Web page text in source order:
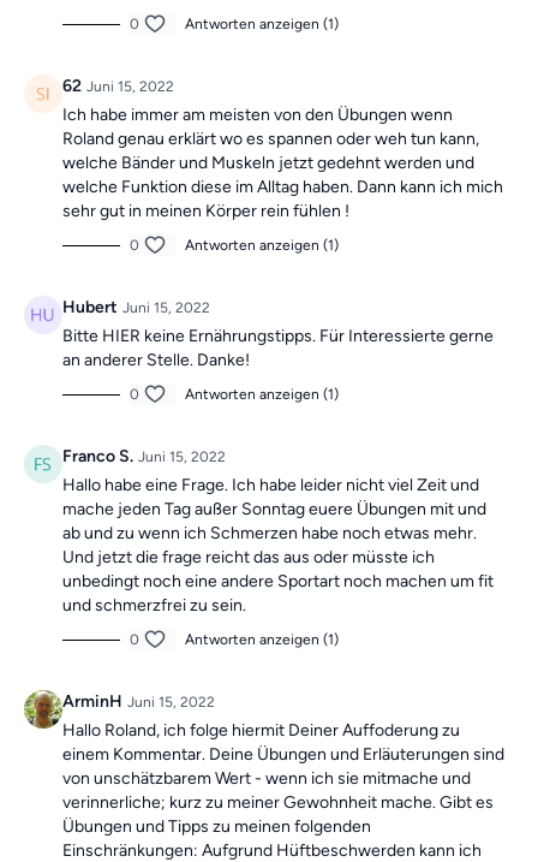
0 Antworten anzeigen (1)
62 Juni 15, 2022
Ich habe immer am meisten von den Übungen wenn
Roland genau erklärt wo es spannen oder weh tun kann,
welche Bänder und Muskeln jetzt gedehnt werden und
welche Funktion diese im Alltag haben. Dann kann ich mich
sehr gut in meinen Körper rein fühlen !
0 Antworten anzeigen (1)
Hubert Juni 15, 2022
Bitte HIER keine Ernährungstipps. Für Interessierte gerne
an anderer Stelle. Danke!
0 Antworten anzeigen (1)
Franco S. Juni 15, 2022
Hallo habe eine Frage. Ich habe leider nicht viel Zeit und
mache jeden Tag außer Sonntag euere Übungen mit und
ab und zu wenn ich Schmerzen habe noch etwas mehr.
Und jetzt die frage reicht das aus oder müsste ich
unbedingt noch eine andere Sportart noch machen um fit
und schmerzfrei zu sein.
0 Antworten anzeigen (1)
ArminH Juni 15, 2022
Hallo Roland, ich folge hiermit Deiner Auffoderung zu
einem Kommentar. Deine Übungen und Erläuterungen sind
von unschätzbarem Wert - wenn ich sie mitmache und
verinnerliche; kurz zu meiner Gewohnheit mache. Gibt es
Übungen und Tipps zu meinen folgenden
Einschränkungen: Aufgrund Hüftbeschwerden kann ich